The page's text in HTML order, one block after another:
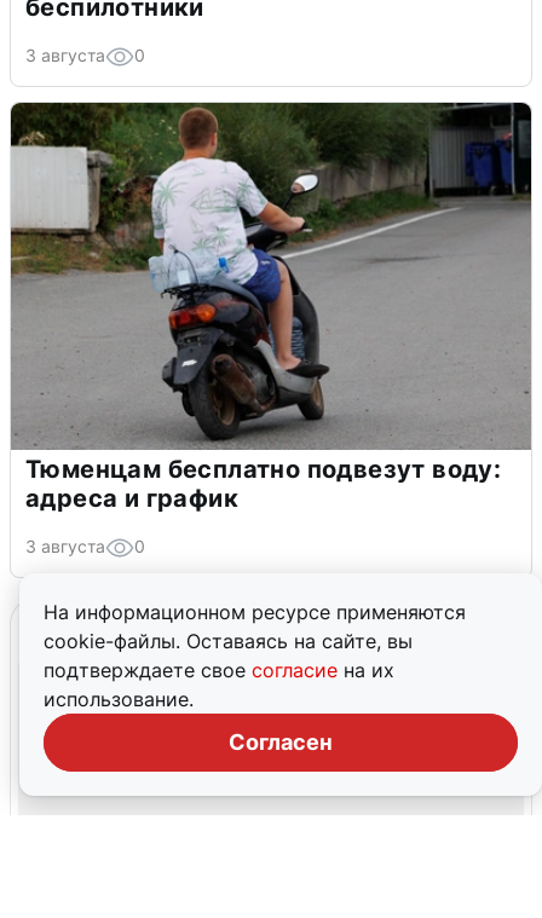
На информационном ресурсе применяются
cookie-файлы. Оставаясь на сайте, вы
подтверждаете свое согласие на их
использование.
Согласен
беспилотники
3 августа 0
Тюменцам бесплатно подвезут воду:
адреса и график
3 августа 0